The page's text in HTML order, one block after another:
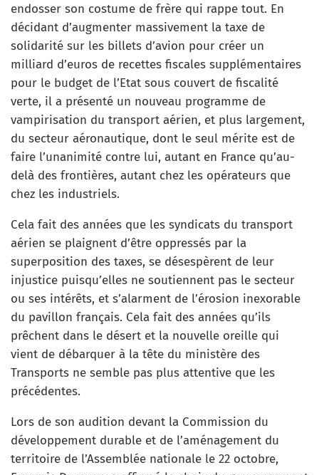
endosser son costume de frère qui rappe tout. En
décidant d’augmenter massivement la taxe de
solidarité sur les billets d’avion pour créer un
milliard d’euros de recettes fiscales supplémentaires
pour le budget de l’Etat sous couvert de fiscalité
verte, il a présenté un nouveau programme de
vampirisation du transport aérien, et plus largement,
du secteur aéronautique, dont le seul mérite est de
faire l’unanimité contre lui, autant en France qu’au-
delà des frontières, autant chez les opérateurs que
chez les industriels.
Cela fait des années que les syndicats du transport
aérien se plaignent d’être oppressés par la
superposition des taxes, se désespèrent de leur
injustice puisqu’elles ne soutiennent pas le secteur
ou ses intérêts, et s’alarment de l’érosion inexorable
du pavillon français. Cela fait des années qu’ils
prêchent dans le désert et la nouvelle oreille qui
vient de débarquer à la tête du ministère des
Transports ne semble pas plus attentive que les
précédentes.
Lors de son audition devant la Commission du
développement durable et de l’aménagement du
territoire de l’Assemblée nationale le 22 octobre,